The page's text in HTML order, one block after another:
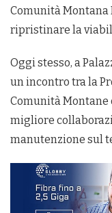
Comunità
ripristinare la
Oggi stesso, a
un incontro tra la
Comunità Montane
migliore
manutenzione sul